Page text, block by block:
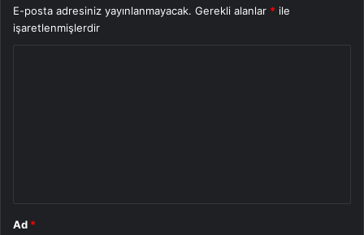
E-posta adresiniz yayınlanmayacak. Gerekli alanlar * ile
işaretlenmişlerdir
Ad *